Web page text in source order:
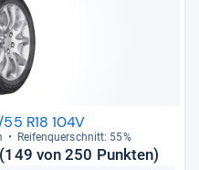
R18 104V
Rei­fen­quer­schnitt: 55%
von 250 Punkten)